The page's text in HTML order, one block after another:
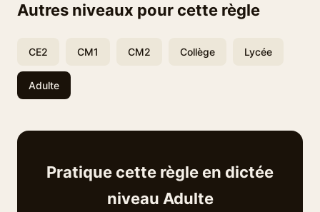
Autres niveaux pour cette règle
CE2 CM1 CM2 Collège Lycée
Adulte
Pratique cette règle en dictée
niveau Adulte